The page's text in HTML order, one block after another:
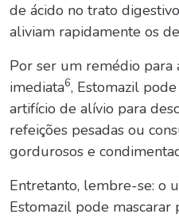
de ácido no trato
aliviam rapidamente os
Por ser um remédio para
imediata6, Estomazil
artifício de alívio para
refeições pesadas ou
gordurosos e
Entretanto, lembre-se: o
Estomazil pode mascarar